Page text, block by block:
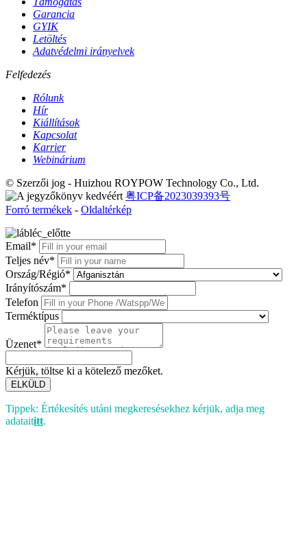
Garancia
GYIK
Letöltés
Adatvédelmi irányelvek
Felfedezés
Rólunk
Hír
Kiállítások
Kapcsolat
Karrier
Webinárium
© Szerzői jog - Huizhou ROYPOW Technology Co., Ltd.
粤ICP备2023039393号
Forró termékek - Oldaltérkép
Email*
Teljes név*
Ország/Régió*
Irányítószám*
Telefon
Terméktípus
Üzenet*
Kérjük, töltse ki a kötelező mezőket.
ELKÜLD
Tippek: Értékesítés utáni megkeresésekhez kérjük, adja meg
adataititt.